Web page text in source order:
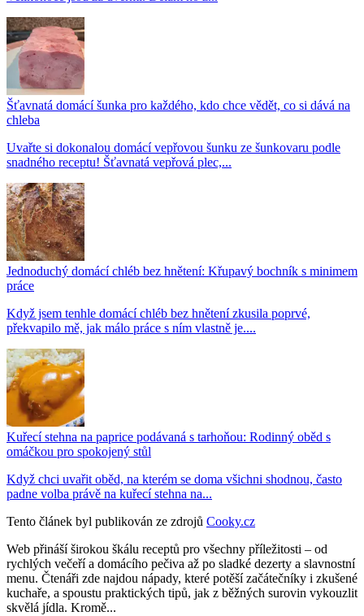
Šťavnatá domácí šunka pro každého, kdo chce vědět, co si dává na
chleba
Uvařte si dokonalou domácí vepřovou šunku ze šunkovaru podle
snadného receptu! Šťavnatá vepřová plec,...
Jednoduchý domácí chléb bez hnětení: Křupavý bochník s minimem
práce
Když jsem tenhle domácí chléb bez hnětení zkusila poprvé,
překvapilo mě, jak málo práce s ním vlastně je....
Kuřecí stehna na paprice podávaná s tarhoňou: Rodinný oběd s
omáčkou pro spokojený stůl
Když chci uvařit oběd, na kterém se doma všichni shodnou, často
padne volba právě na kuřecí stehna na...
Tento článek byl publikován ze zdrojů Cooky.cz
Web přináší širokou škálu receptů pro všechny příležitosti – od
rychlých večeří a domácího pečiva až po sladké dezerty a slavnostní
menu. Čtenáři zde najdou nápady, které potěší začátečníky i zkušené
kuchaře, a spoustu praktických tipů, jak z běžných surovin vykouzlit
skvělá jídla. Kromě...